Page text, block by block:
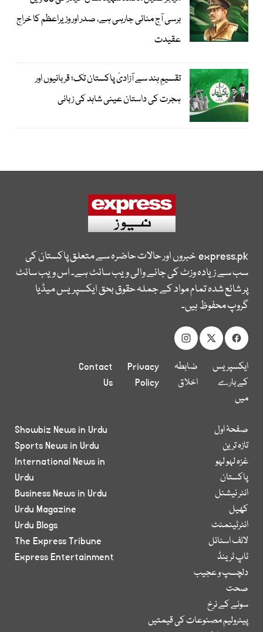
برسی آج منائی جارہی ہے، صدر اور وزیراعظم کا خراج
عقیدت
تقسیمِ ہند سے آزادیٔ پاکستان تک؛ قربانیوں اور
ہجرت کی داستان عینی شاہد کی زبانی
express.pkخبروں اور حالات حاضرہ سے متعلق پاکستان کی
سب سے زیادہ وزٹ کی جانے والی ویب سائٹ ہے۔ اس ویب سائٹ
پر شائع شدہ تمام مواد کے جملہ حقوق بحق ایکسپریس میڈیا
گروپ محفوظ ہیں۔
ایکسپریس
کے بارے
میں
ضابطہ
اخلاق
Privacy
Policy
Contact
Us
صفحۂ اول
تازہ ترین
غزہ لہو لہو
پاکستان
انٹر نیشنل
کھیل
انٹرٹینمنٹ
لائف اسٹائل
ٹاپ ٹرینڈ
دلچسپ و عجیب
صحت
سونے کے نرخ
پیٹرولیم مصنوعات کی قیمتیں
Showbiz News in Urdu
Sports News in Urdu
International News in
Urdu
Business News in Urdu
Urdu Magazine
Urdu Blogs
The Express Tribune
Express Entertainment